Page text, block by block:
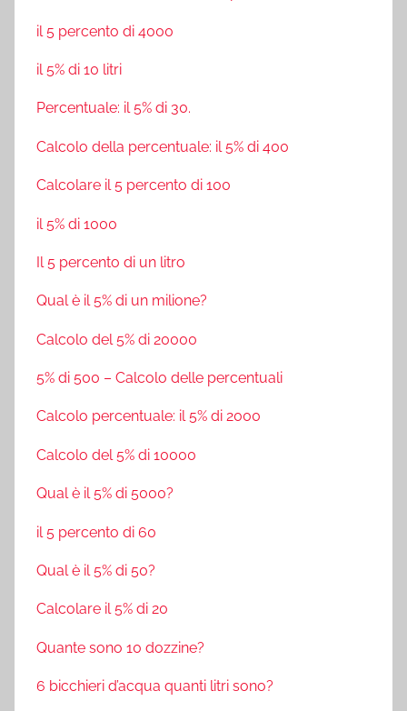
il 5 percento di 4000
il 5% di 10 litri
Percentuale: il 5% di 30.
Calcolo della percentuale: il 5% di 400
Calcolare il 5 percento di 100
il 5% di 1000
Il 5 percento di un litro
Qual è il 5% di un milione?
Calcolo del 5% di 20000
5% di 500 – Calcolo delle percentuali
Calcolo percentuale: il 5% di 2000
Calcolo del 5% di 10000
Qual è il 5% di 5000?
il 5 percento di 60
Qual è il 5% di 50?
Calcolare il 5% di 20
Quante sono 10 dozzine?
6 bicchieri d’acqua quanti litri sono?